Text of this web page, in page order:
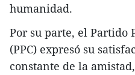
humanidad.
Por su parte, el Partido
(PPC) expresó su
constante de la